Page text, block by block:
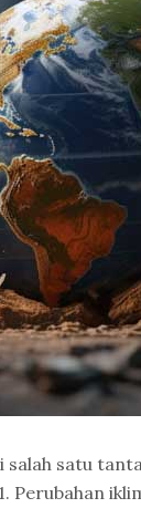
salah satu
Perubahan